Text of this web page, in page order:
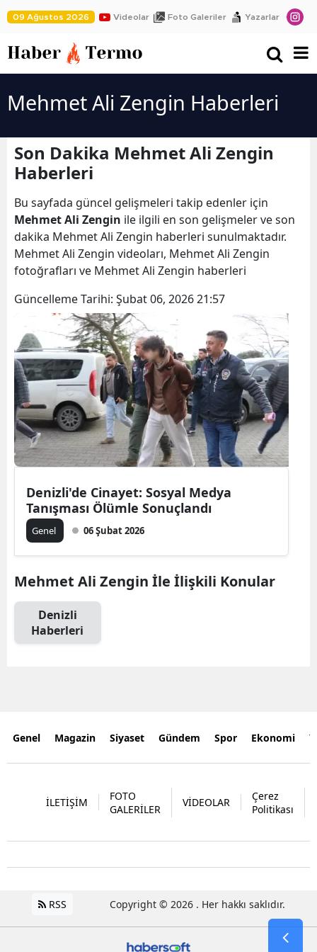
09 Ağustos 2026 Videolar Foto Galeriler Yazarlar
Mehmet Ali Zengin Haberleri
Son Dakika Mehmet Ali Zengin
Haberleri
Bu sayfada güncel gelişmeleri takip edenler için
Mehmet Ali Zengin ile ilgili en son gelişmeler ve son
dakika Mehmet Ali Zengin haberleri sunulmaktadır.
Mehmet Ali Zengin videoları, Mehmet Ali Zengin
fotoğrafları ve Mehmet Ali Zengin haberleri
Güncelleme Tarihi: Şubat 06, 2026 21:57
Denizli'de Cinayet: Sosyal Medya
Tanışması Ölümle Sonuçlandı
Genel 06 Şubat 2026
Mehmet Ali Zengin İle İlişkili Konular
Denizli
Haberleri
Genel Magazin Siyaset Gündem Spor Ekonomi
İLETİŞİM
FOTO
GALERİLER
VİDEOLAR
Çerez
Politikası
RSS Copyright © 2026 . Her hakkı saklıdır.